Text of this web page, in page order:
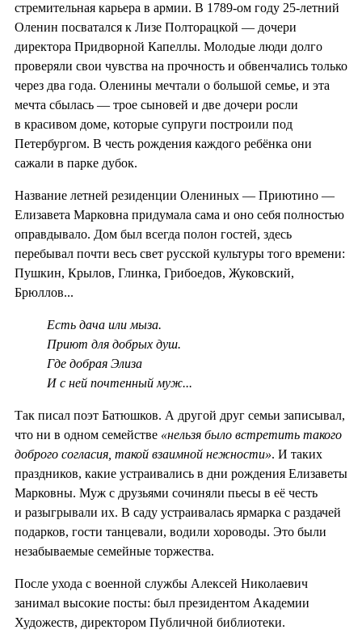
стремительная карьера в армии. В 1789-ом году 25-летний
Оленин посватался к Лизе Полторацкой — дочери
директора Придворной Капеллы. Молодые люди долго
проверяли свои чувства на прочность и обвенчались только
через два года. Оленины мечтали о большой семье, и эта
мечта сбылась — трое сыновей и две дочери росли
в красивом доме, которые супруги построили под
Петербургом. В честь рождения каждого ребёнка они
сажали в парке дубок.
Название летней резиденции Олениных — Приютино —
Елизавета Марковна придумала сама и оно себя полностью
оправдывало. Дом был всегда полон гостей, здесь
перебывал почти весь свет русской культуры того времени:
Пушкин, Крылов, Глинка, Грибоедов, Жуковский,
Брюллов...
Есть дача или мыза.
Приют для добрых душ.
Где добрая Элиза
И с ней почтенный муж...
Так писал поэт Батюшков. А другой друг семьи записывал,
что ни в одном семействе «нельзя было встретить такого
доброго согласия, такой взаимной нежности». И таких
праздников, какие устраивались в дни рождения Елизаветы
Марковны. Муж с друзьями сочиняли пьесы в её честь
и разыгрывали их. В саду устраивалась ярмарка с раздачей
подарков, гости танцевали, водили хороводы. Это были
незабываемые семейные торжества.
После ухода с военной службы Алексей Николаевич
занимал высокие посты: был президентом Академии
Художеств, директором Публичной библиотеки.